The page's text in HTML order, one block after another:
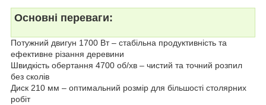
Основні переваги:
Потужний двигун 1700 Вт – стабільна продуктивність та
ефективне різання деревини
Швидкість обертання 4700 об/хв – чистий та точний розпил
без сколів
Диск 210 мм – оптимальний розмір для більшості столярних
робіт